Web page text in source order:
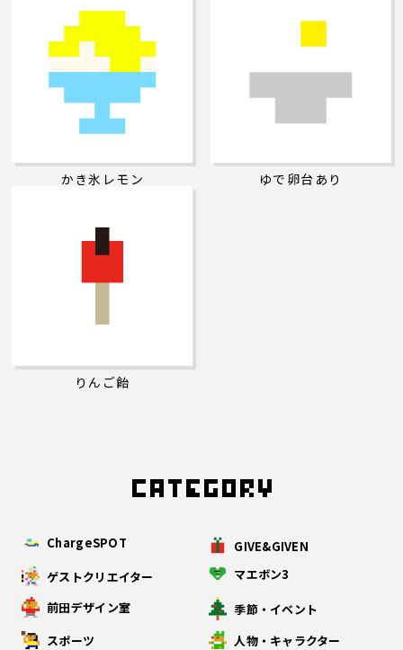
ChargeSPOT
GIVE&GIVEN
ゲストクリエイター
マエボン3
前田デザイン室
季節・イベント
スポーツ
人物・キャラクター
かき氷レモン ゆで卵台あり
りんご飴